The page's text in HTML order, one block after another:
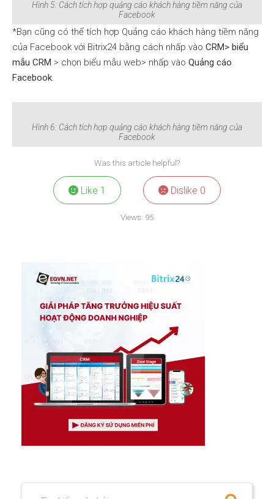
Hình 5: Cách tích hợp quảng cáo khách hàng tiềm năng của
Facebook
*Bạn cũng có thể tích hợp Quảng cáo khách hàng tiềm năng
của Facebook với Bitrix24 bằng cách nhấp vào CRM> biểu
mẫu CRM > chọn biểu mẫu web> nhấp vào Quảng cáo
Facebook.
Hình 6: Cách tích hợp quảng cáo khách hàng tiềm năng của
Facebook
Was this article helpful?
Like 1 Dislike 0
Views: 95